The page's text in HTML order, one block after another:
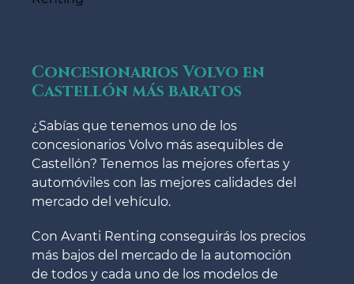
Concesionarios Volvo en
Castellón más baratos
¿Sabías que tenemos uno de los
concesionarios Volvo más asequibles de
Castellón? Tenemos las mejores ofertas y
automóviles con las mejores calidades del
mercado del vehículo.
Con Avanti Renting conseguirás los precios
más bajos del mercado de la automoción
de todos y cada uno de los modelos de